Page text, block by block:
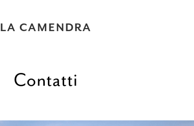
LA CAMENDRA
Contatti